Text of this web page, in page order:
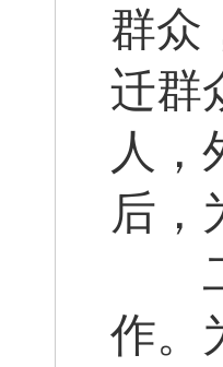
群众
迁群
人，
后，
二
作。